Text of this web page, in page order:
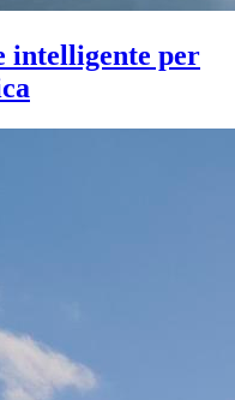
intelligente per